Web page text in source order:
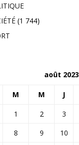
(1 744)
août 2023
M M J
1 2 3
8 9 10